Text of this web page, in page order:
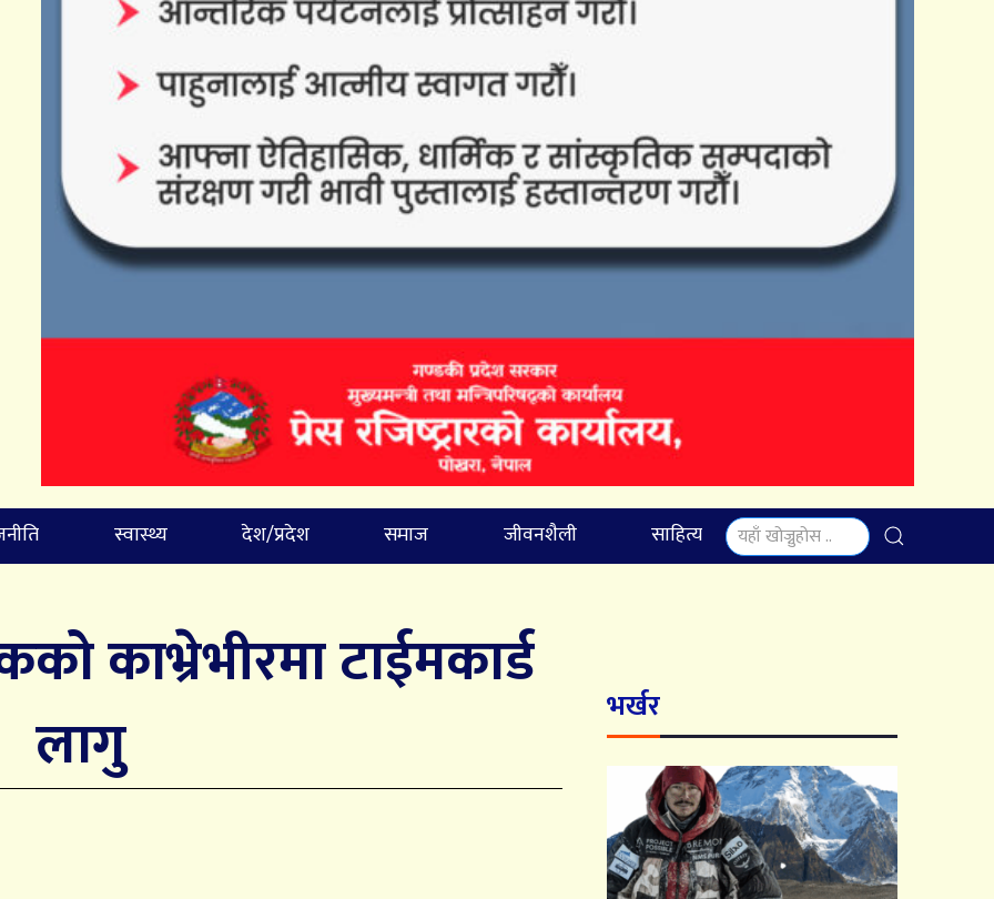
स्वास्थ्य देश/प्रदेश समाज जीवनशैली साहित्य
काभ्रेभीरमा टाईमकार्ड
लागु
भर्खर